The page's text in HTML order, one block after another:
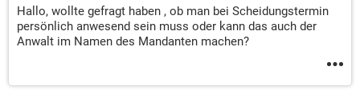
Hallo, wollte gefragt haben , ob man bei Scheidungstermin
persönlich anwesend sein muss oder kann das auch der
Anwalt im Namen des Mandanten machen?